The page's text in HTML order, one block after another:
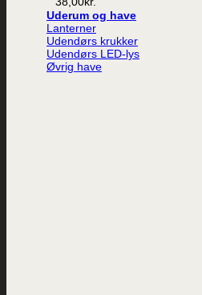
Uderum og have
Lanterner
Udendørs krukker
Udendørs LED-lys
Øvrig have